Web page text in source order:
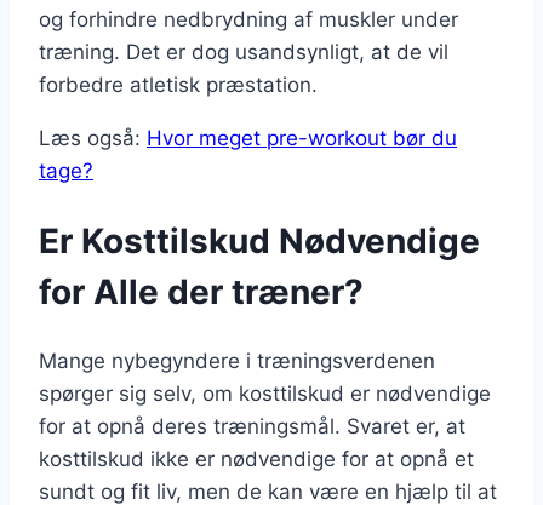
og forhindre nedbrydning af muskler under
træning. Det er dog usandsynligt, at de vil
forbedre atletisk præstation.
Læs også: Hvor meget pre-workout bør du
tage?
Er Kosttilskud Nødvendige
for Alle der træner?
Mange nybegyndere i træningsverdenen
spørger sig selv, om kosttilskud er nødvendige
for at opnå deres træningsmål. Svaret er, at
kosttilskud ikke er nødvendige for at opnå et
sundt og fit liv, men de kan være en hjælp til at